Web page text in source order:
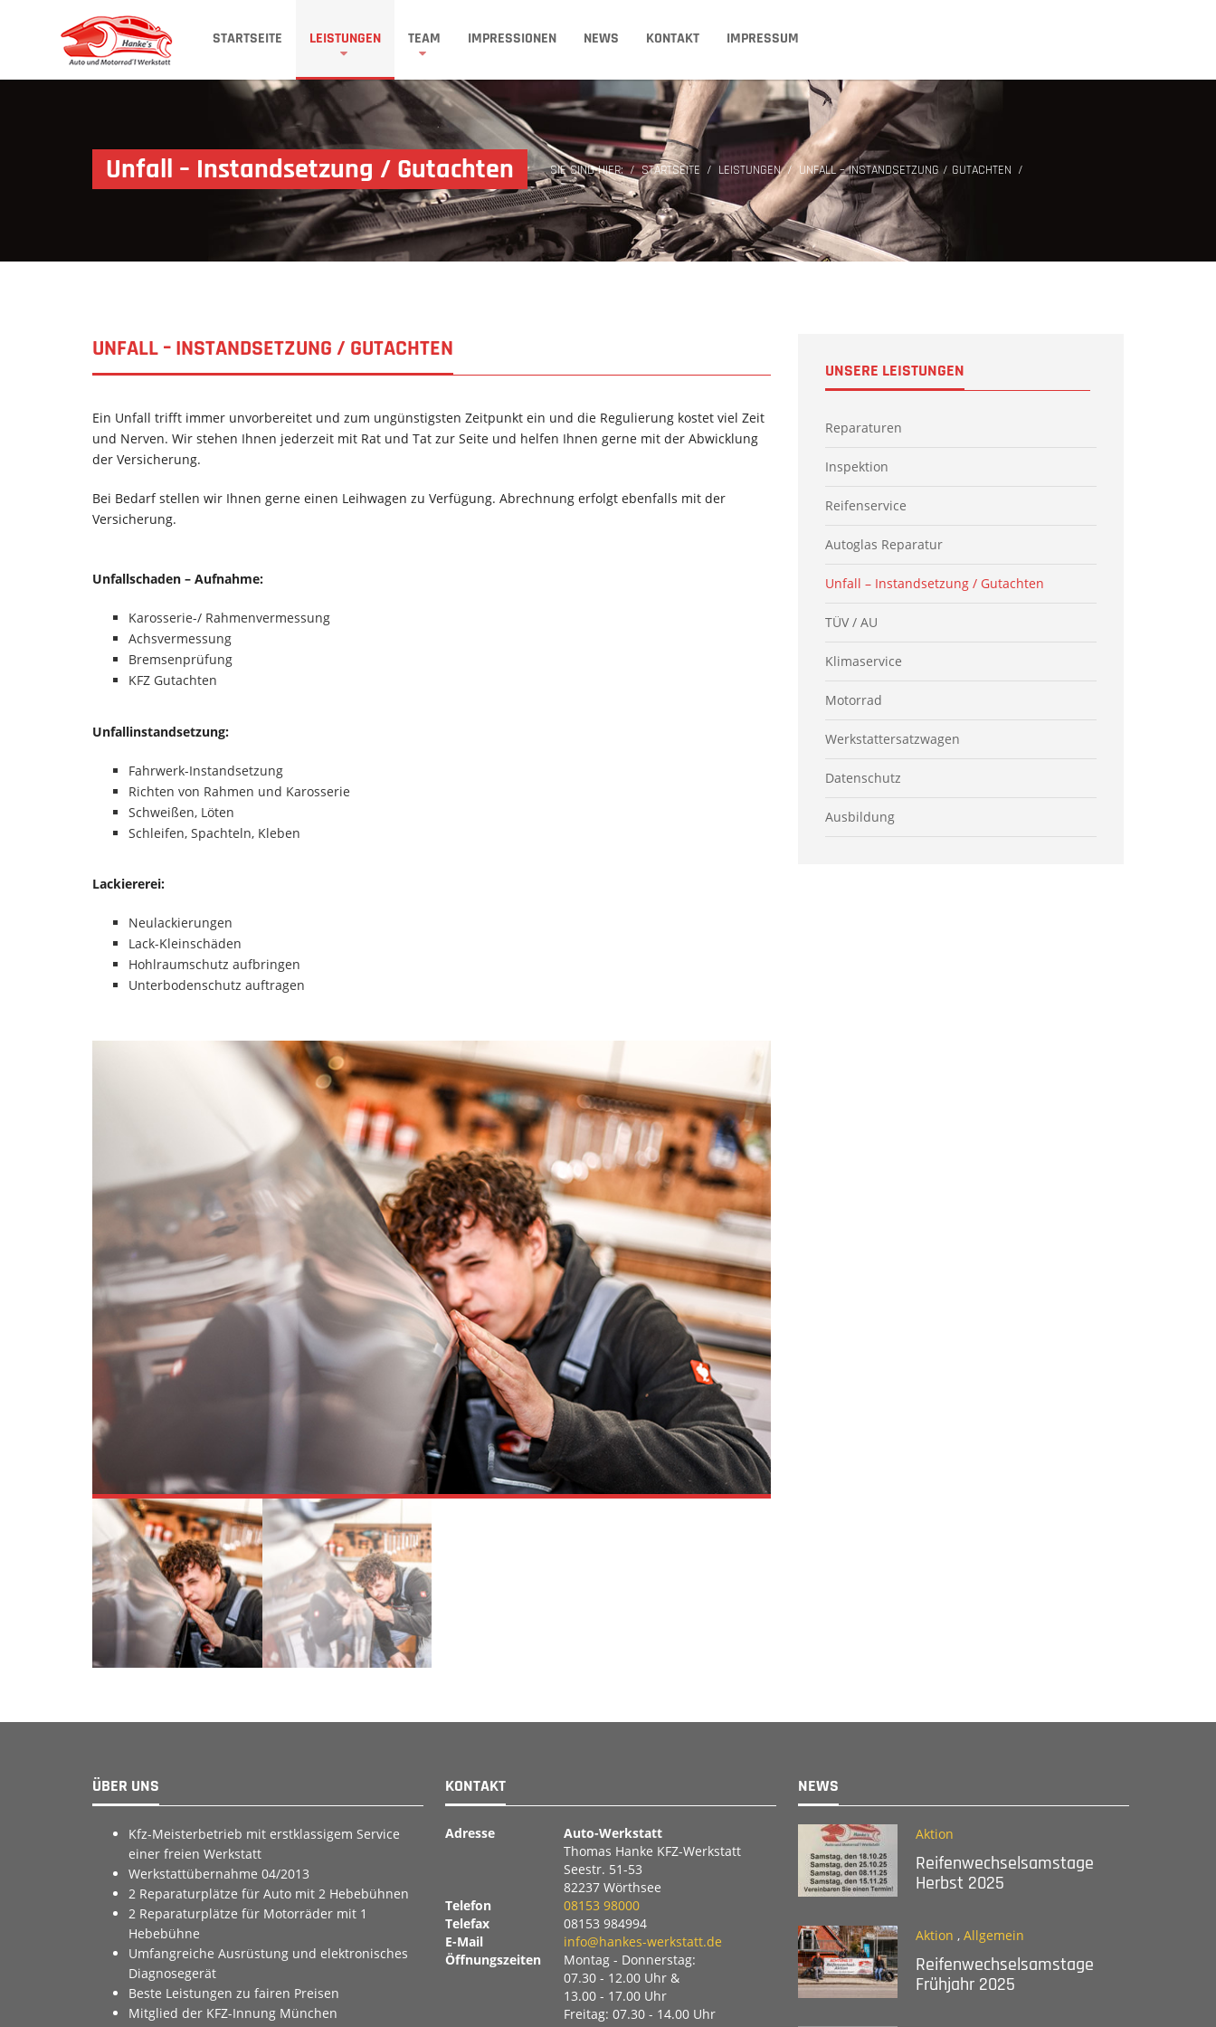
STARTSEITE LEISTUNGEN TEAM IMPRESSIONEN NEWS KONTAKT IMPRESSUM
Unfall – Instand­setzung / Gutachten SIE SIND HIER: STARTSEITE LEISTUNGEN UNFALL – INSTAND­SETZUNG / GUTACHTEN
UNFALL – INSTAND­SETZUNG / GUTACHTEN
Ein Unfall trifft immer unvorbereitet und zum ungünstigsten Zeitpunkt ein und die Regulierung kostet viel Zeit
und Nerven. Wir stehen Ihnen jederzeit mit Rat und Tat zur Seite und helfen Ihnen gerne mit der Abwicklung
der Versicherung.
Bei Bedarf stellen wir Ihnen gerne einen Leihwagen zu Verfügung. Abrechnung erfolgt ebenfalls mit der
Versicherung.
Unfallschaden – Aufnahme:
Karosserie-/ Rahmenvermessung
Achsvermessung
Bremsenprüfung
KFZ Gutachten
Unfallinstandsetzung:
Fahrwerk-Instandsetzung
Richten von Rahmen und Karosserie
Schweißen, Löten
Schleifen, Spachteln, Kleben
Lackiererei:
Neulackierungen
Lack-Kleinschäden
Hohlraumschutz aufbringen
Unterbodenschutz auftragen
UNSERE LEISTUNGEN
Reparaturen
Inspektion
Reifenservice
Autoglas Reparatur
Unfall – Instand­setzung / Gutachten
TÜV / AU
Klimaservice
Motorrad
Werkstatt­ersatzwagen
Datenschutz
Ausbildung
ÜBER UNS
Kfz-Meisterbetrieb mit erstklassigem Service
einer freien Werkstatt
Werkstattübernahme 04/2013
2 Reparaturplätze für Auto mit 2 Hebebühnen
2 Reparaturplätze für Motorräder mit 1
Hebebühne
Umfangreiche Ausrüstung und elektronisches
Diagnosegerät
Beste Leistungen zu fairen Preisen
Mitglied der KFZ-Innung München
KONTAKT
Adresse
Auto-Werkstatt
Thomas Hanke KFZ-Werkstatt
Seestr. 51-53
82237 Wörthsee
Telefon
08153 98000
Telefax
08153 984994
E-Mail
info@hankes-werkstatt.de
Öffnungszeiten
Montag - Donnerstag:
07.30 - 12.00 Uhr &
13.00 - 17.00 Uhr
Freitag: 07.30 - 14.00 Uhr
NEWS
Aktion
Reifenwechselsamstage
Herbst 2025
Aktion , Allgemein
Reifenwechselsamstage
Frühjahr 2025